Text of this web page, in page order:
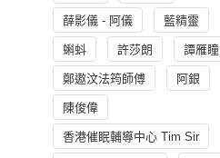
薛影儀 - 阿儀 藍精靈
蝌蚪 許莎朗 譚雁瞳
鄭遨汶法筠師傅 阿銀
陳俊偉
香港催眠輔導中心 Tim Sir